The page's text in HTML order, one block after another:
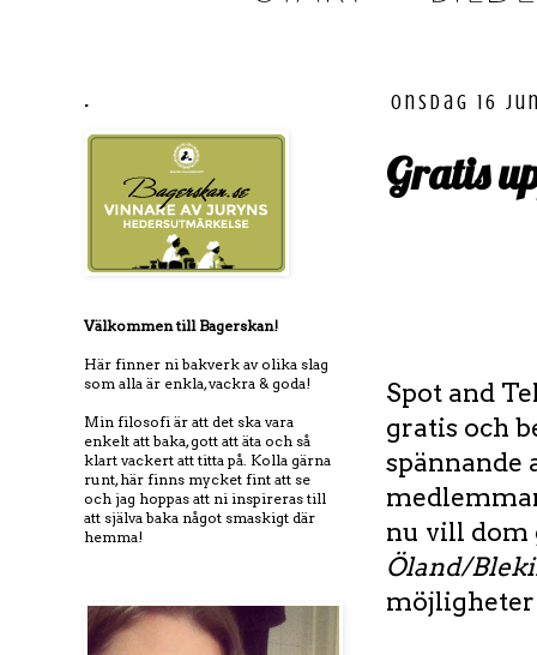
onsdag 16
Gratis
Spot and
gratis och
spännande
nu vill dom
Öland/
.
Välkommen till Bagerskan!
Här finner ni bakverk av olika slag
som alla är enkla, vackra & goda!
Min filosofi är att det ska vara
enkelt att baka, gott att äta och så
klart vackert att titta på. Kolla gärna
runt, här finns mycket fint att se
och jag hoppas att ni inspireras till
att själva baka något smaskigt där
hemma!